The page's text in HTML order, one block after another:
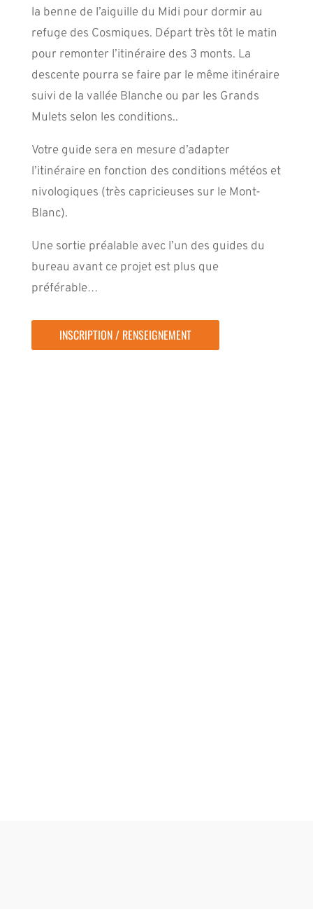
la benne de l’aiguille du Midi pour dormir au
refuge des Cosmiques. Départ très tôt le matin
pour remonter l’itinéraire des 3 monts. La
descente pourra se faire par le même itinéraire
suivi de la vallée Blanche ou par les Grands
Mulets selon les conditions..
Votre guide sera en mesure d’adapter
l’itinéraire en fonction des conditions météos et
nivologiques (très capricieuses sur le Mont-
Blanc).
Une sortie préalable avec l’un des guides du
bureau avant ce projet est plus que
préférable…
INSCRIPTION / RENSEIGNEMENT